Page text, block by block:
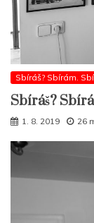
Sbíráš? Sbírám.
Sbíráš?
1. 8. 2019 26